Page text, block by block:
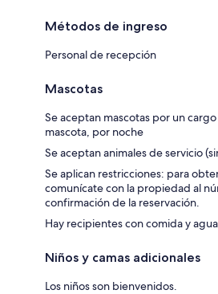
Métodos de ingreso
Personal de recepción
Mascotas
Se aceptan mascotas por un
mascota, por noche
Se aceptan animales de servicio
Se aplican restricciones: para
comunícate con la propiedad al
confirmación de la reservación.
Hay recipientes con comida y agua
Niños y camas adicionales
Los niños son bienvenidos.